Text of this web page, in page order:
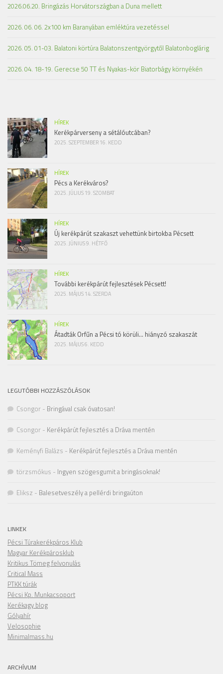
2026.06.20. Bringázás Horvátországban a Duna mellett
2026. 06. 06. 2x100 km Baranyában emléktúra vezetéssel
2026. 05. 01-03. Balatoni körtúra Balatonszentgyörgytől Balatonboglárig
2026. 04. 18-19. Gerecse 50 TT és Nyakas-kör Biatorbágy környékén
HÍREK
Kerékpárverseny a sétálóutcában?
2025. SZEPTEMBER 16. KEDD
HÍREK
Pécs a Kerékváros?
2025. JÚLIUS 19. SZOMBAT
HÍREK
Új kerékpárút szakaszt vehettünk birtokba Pécsett
2025. JÚNIUS 9. HÉTFŐ
HÍREK
További kerékpárút fejlesztések Pécsett!
2025. MÁJUS 14. SZERDA
HÍREK
Átadták Orfűn a Pécsi tó körüli… hiányzó szakaszát
2025. MÁJUS 6. KEDD
LEGUTÓBBI HOZZÁSZÓLÁSOK
Csongor - Bringával csak óvatosan!
Csongor - Kerékpárút fejlesztés a Dráva mentén
Keményfi Balázs - Kerékpárút fejlesztés a Dráva mentén
törzsmókus - Ingyen szögesgumit a bringásoknak!
Eliksz - Balesetveszély a pellérdi bringaúton
LINKEK
Pécsi Túrakerékpáros Klub
Magyar Kerékpárosklub
Kritikus Tömeg felvonulás
Critical Mass
PTKK túrák
Pécsi Kp. Munkacsoport
Kerékagy blog
Gólyahír
Velosophie
Minimalmass.hu
ARCHÍVUM